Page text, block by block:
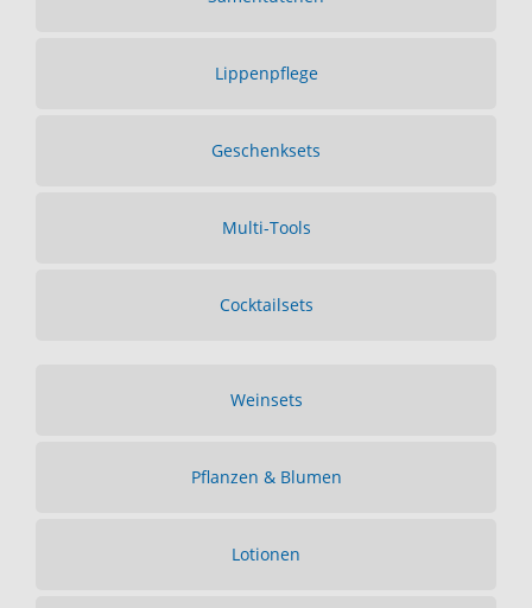
Lippenpflege
Geschenksets
Multi-Tools
Cocktailsets
Weinsets
Pflanzen & Blumen
Lotionen